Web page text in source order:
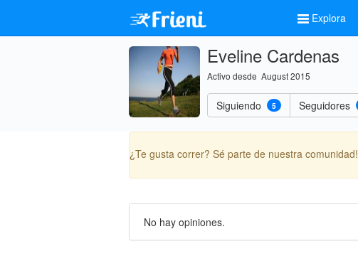
Explora
Eveline Cardenas
Activo desde August 2015
Siguiendo 5 Seguidores
¿Te gusta correr? Sé parte de nuestra comunidad!
No hay opiniones.